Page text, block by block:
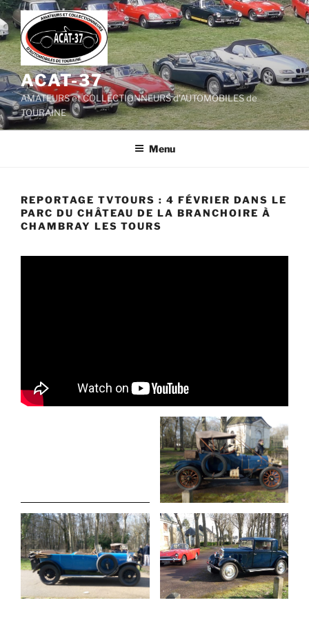
Aller
au
contenu
principal
ACAT-37
AMATEURS et COLLECTIONNEURS d'AUTOMOBILES de
TOURAINE
Menu
REPORTAGE TVTOURS : 4 FÉVRIER DANS LE
PARC DU CHÂTEAU DE LA BRANCHOIRE À
CHAMBRAY LES TOURS